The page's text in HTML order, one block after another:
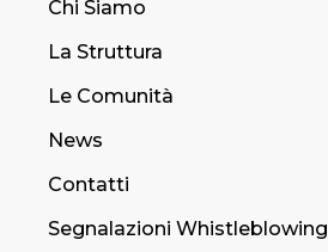
Chi Siamo
La Struttura
Le Comunità
News
Contatti
Segnalazioni Whistleblowing